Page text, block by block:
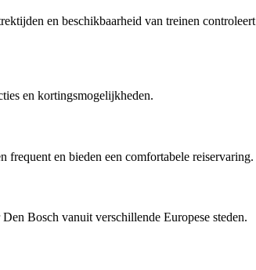
en beschikbaarheid van treinen controleert
en kortingsmogelijkheden.
en bieden een comfortabele reiservaring.
Bosch vanuit verschillende Europese steden.